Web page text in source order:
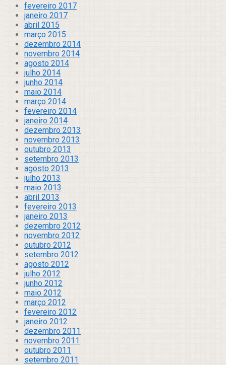
fevereiro 2017
janeiro 2017
abril 2015
março 2015
dezembro 2014
novembro 2014
agosto 2014
julho 2014
junho 2014
maio 2014
março 2014
fevereiro 2014
janeiro 2014
dezembro 2013
novembro 2013
outubro 2013
setembro 2013
agosto 2013
julho 2013
maio 2013
abril 2013
fevereiro 2013
janeiro 2013
dezembro 2012
novembro 2012
outubro 2012
setembro 2012
agosto 2012
julho 2012
junho 2012
maio 2012
março 2012
fevereiro 2012
janeiro 2012
dezembro 2011
novembro 2011
outubro 2011
setembro 2011